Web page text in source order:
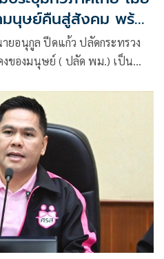
นุษย์คืนสู่สังคม พร้อม
ตรี-กลุ่มเปราะบาง
ดแก้ว ปลัดกระทรวง
ของมนุษย์ ( ปลัด พม.) เป็น
มนุษย์ สำนักงานอัยการสูงสุด